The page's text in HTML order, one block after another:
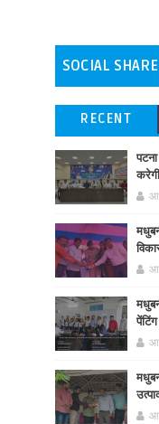
SOCIAL SHARE
RECENT
पेंटिंग